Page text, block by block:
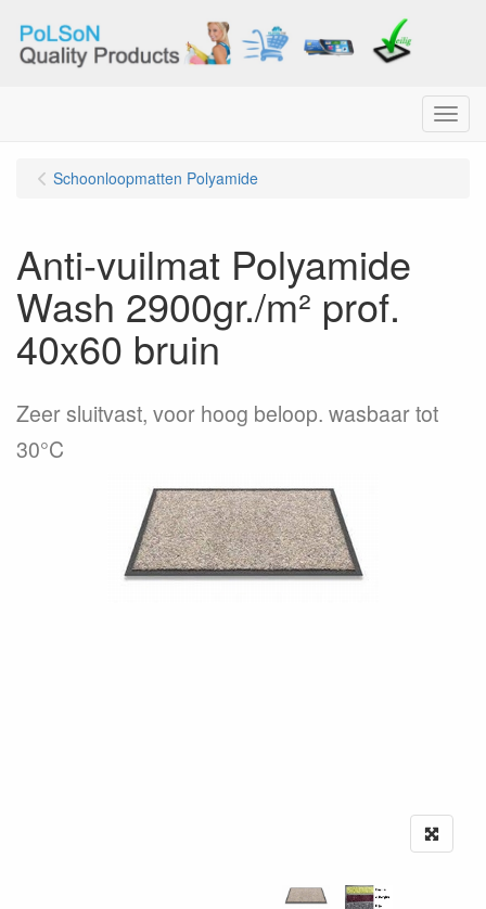
Menu
Schoonloopmatten Polyamide
Anti-vuilmat Polyamide
Wash 2900gr./m² prof.
40x60 bruin
Zeer sluitvast, voor hoog beloop. wasbaar tot
30°C